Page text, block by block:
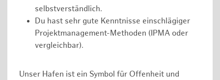
selbstverständlich.
Du hast sehr gute Kenntnisse einschlägiger
Projektmanagement-Methoden (IPMA oder
vergleichbar).
Unser Hafen ist ein Symbol für Offenheit und